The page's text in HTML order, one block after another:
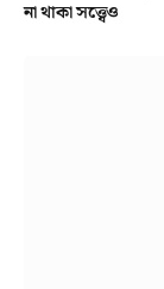
না থাকা সত্ত্বেও